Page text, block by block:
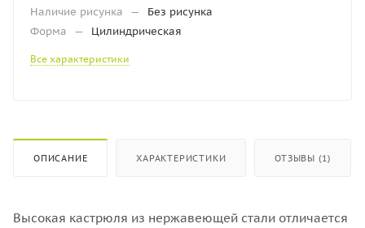
Наличие рисунка
—
Без рисунка
Форма
— Цилиндрическая
Все характеристики
ОПИСАНИЕ ХАРАКТЕРИСТИКИ ОТЗЫВЫ (1)
Высокая кастрюля из нержавеющей стали отличается